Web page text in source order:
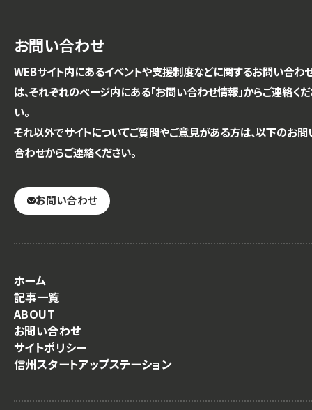
お問い合わせ
WEBサイト内にあるイベントや支援制度などに関するお問い合わ
は、それぞれのページ内にある「お問い合わせ情報」からご連絡く
い。
それ以外でサイトについてご質問やご意見がある方は、以下のお問
合わせからご連絡ください。
お問い合わせ
ホーム
記事一覧
ABOUT
お問い合わせ
サイトポリシー
信州スタートアップステーション